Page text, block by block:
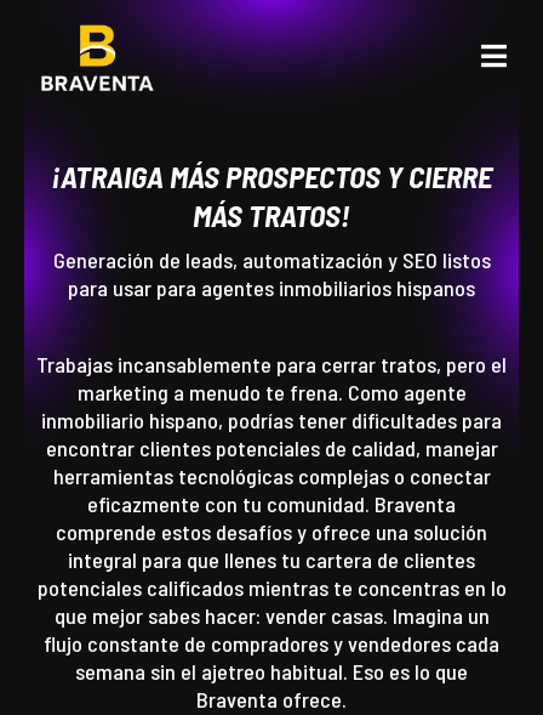
¡ATRAIGA MÁS PROSPECTOS Y CIERRE
MÁS TRATOS!
Generación de leads, automatización y SEO listos
para usar para agentes inmobiliarios hispanos
Trabajas incansablemente para cerrar tratos, pero el
marketing a menudo te frena. Como agente
inmobiliario hispano, podrías tener dificultades para
encontrar clientes potenciales de calidad, manejar
herramientas tecnológicas complejas o conectar
eficazmente con tu comunidad. Braventa
comprende estos desafíos y ofrece una solución
integral para que llenes tu cartera de clientes
potenciales calificados mientras te concentras en lo
que mejor sabes hacer: vender casas. Imagina un
flujo constante de compradores y vendedores cada
semana sin el ajetreo habitual. Eso es lo que
Braventa ofrece.